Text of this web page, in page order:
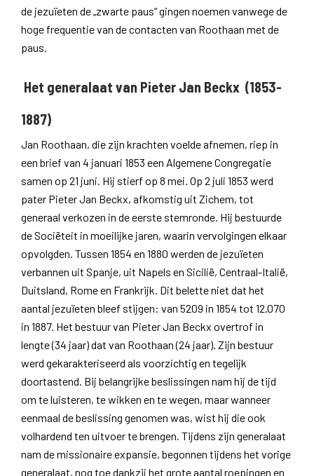
de jezuïeten de „zwarte paus“ gingen noemen vanwege de
hoge frequentie van de contacten van Roothaan met de
paus.
Het generalaat van Pieter Jan Beckx (1853-
1887)
Jan Roothaan, die zijn krachten voelde afnemen, riep in
een brief van 4 januari 1853 een Algemene Congregatie
samen op 21 juni. Hij stierf op 8 mei. Op 2 juli 1853 werd
pater Pieter Jan Beckx, afkomstig uit Zichem, tot
generaal verkozen in de eerste stemronde. Hij bestuurde
de Sociëteit in moeilijke jaren, waarin vervolgingen elkaar
opvolgden. Tussen 1854 en 1880 werden de jezuïeten
verbannen uit Spanje, uit Napels en Sicilië, Centraal-Italië,
Duitsland, Rome en Frankrijk. Dit belette niet dat het
aantal jezuïeten bleef stijgen: van 5209 in 1854 tot 12.070
in 1887. Het bestuur van Pieter Jan Beckx overtrof in
lengte (34 jaar) dat van Roothaan (24 jaar). Zijn bestuur
werd gekarakteriseerd als voorzichtig en tegelijk
doortastend. Bij belangrijke beslissingen nam hij de tijd
om te luisteren, te wikken en te wegen, maar wanneer
eenmaal de beslissing genomen was, wist hij die ook
volhardend ten uitvoer te brengen. Tijdens zijn generalaat
nam de missionaire expansie, begonnen tijdens het vorige
generalaat, nog toe dankzij het grote aantal roepingen en